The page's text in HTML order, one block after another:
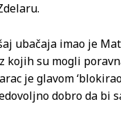
ubačaja imao je
kojih su mogli
je glavom
dobro da bi